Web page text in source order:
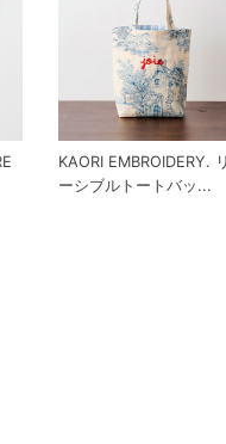
KAORI EMBROIDERY.
ーシブルトートバッ...